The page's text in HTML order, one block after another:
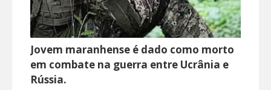
Jovem maranhense é dado como morto
em combate na guerra entre Ucrânia e
Rússia.